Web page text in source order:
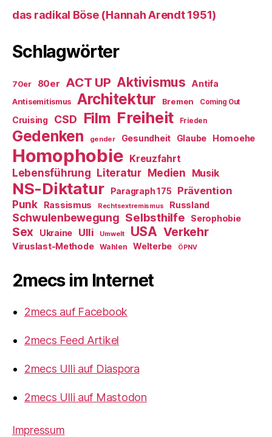
das radikal Böse (Hannah Arendt 1951)
Schlagwörter
70er 80er ACT UP Aktivismus Antifa
Antisemitismus Architektur Bremen Coming Out
Cruising CSD Film Freiheit Frieden
Gedenken gender Gesundheit Glaube Homoehe
Homophobie Kreuzfahrt
Lebensführung Literatur Medien Musik
NS-Diktatur Paragraph 175
Prävention
Punk
Rassismus Rechtsextremismus Russland
Schwulenbewegung Selbsthilfe Serophobie
Sex Ukraine Ulli Umwelt USA Verkehr
Viruslast-Methode Wahlen Welterbe ÖPNV
2mecs im Internet
2mecs auf Facebook
2mecs Feed Artikel
2mecs Ulli auf Diaspora
2mecs Ulli auf Mastodon
Impressum